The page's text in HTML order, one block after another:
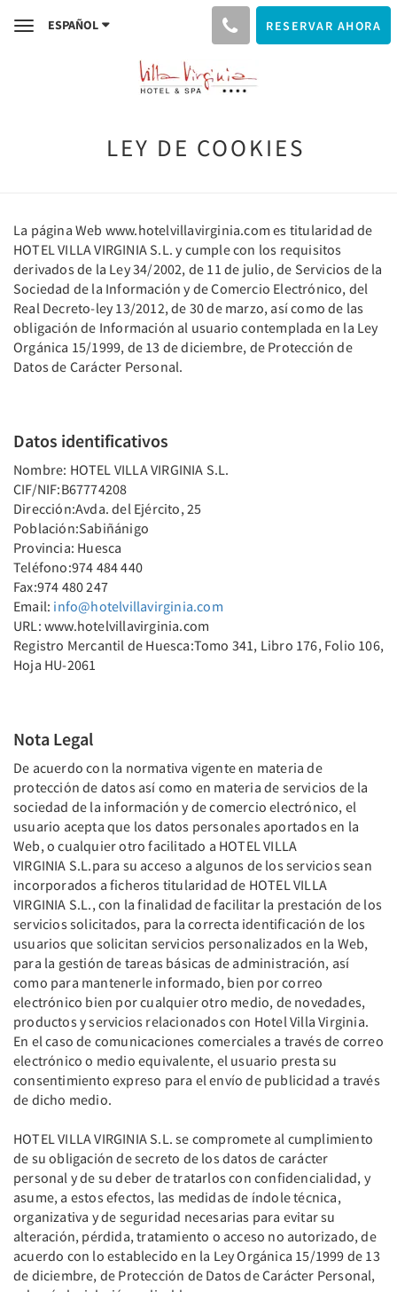
ToggleESPAÑOL RESERVAR AHORA
LEY DE COOKIES
La página Web www.hotelvillavirginia.com es titularidad de
HOTEL VILLA VIRGINIA S.L. y cumple con los requisitos
derivados de la Ley 34/2002, de 11 de julio, de Servicios de la
Sociedad de la Información y de Comercio Electrónico, del
Real Decreto-ley 13/2012, de 30 de marzo, así como de las
obligación de Información al usuario contemplada en la Ley
Orgánica 15/1999, de 13 de diciembre, de Protección de
Datos de Carácter Personal.
Datos identificativos
Nombre: HOTEL VILLA VIRGINIA S.L.
CIF/NIF:B67774208
Dirección:Avda. del Ejército, 25
Población:Sabiñánigo
Provincia: Huesca
Teléfono:974 484 440
Fax:974 480 247
Email: info@hotelvillavirginia.com
URL: www.hotelvillavirginia.com
Registro Mercantil de Huesca:Tomo 341, Libro 176, Folio 106,
Hoja HU-2061
Nota Legal
De acuerdo con la normativa vigente en materia de
protección de datos así como en materia de servicios de la
sociedad de la información y de comercio electrónico, el
usuario acepta que los datos personales aportados en la
Web, o cualquier otro facilitado a HOTEL VILLA
VIRGINIA S.L.para su acceso a algunos de los servicios sean
incorporados a ficheros titularidad de HOTEL VILLA
VIRGINIA S.L., con la finalidad de facilitar la prestación de los
servicios solicitados, para la correcta identificación de los
usuarios que solicitan servicios personalizados en la Web,
para la gestión de tareas básicas de administración, así
como para mantenerle informado, bien por correo
electrónico bien por cualquier otro medio, de novedades,
productos y servicios relacionados con Hotel Villa Virginia.
En el caso de comunicaciones comerciales a través de correo
electrónico o medio equivalente, el usuario presta su
consentimiento expreso para el envío de publicidad a través
de dicho medio.
HOTEL VILLA VIRGINIA S.L. se compromete al cumplimiento
de su obligación de secreto de los datos de carácter
personal y de su deber de tratarlos con confidencialidad, y
asume, a estos efectos, las medidas de índole técnica,
organizativa y de seguridad necesarias para evitar su
alteración, pérdida, tratamiento o acceso no autorizado, de
acuerdo con lo establecido en la Ley Orgánica 15/1999 de 13
de diciembre, de Protección de Datos de Carácter Personal,